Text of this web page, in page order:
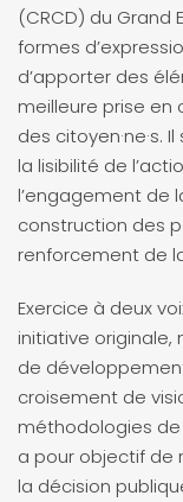
(CRCD) du Grand
formes
d’apporter des
meilleure prise
des citoyen·ne·s.
la lisibilité de
l’engagement de
construction des
renforcement de
Exercice à deux
initiative originale,
de
croisement de
méthodologies de
a pour objectif de
la décision